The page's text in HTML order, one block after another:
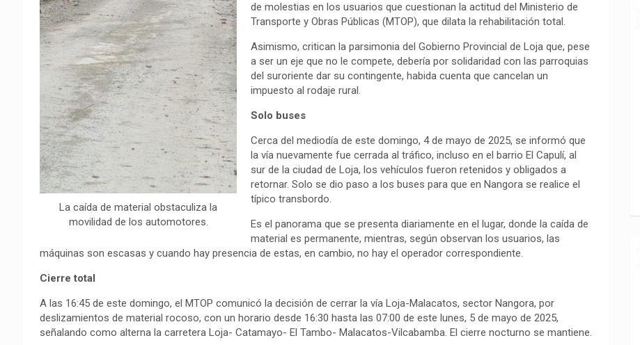
La caída de material obstaculiza la
movilidad de los automotores.
de molestias en los usuarios que cuestionan la actitud del Ministerio de
Transporte y Obras Públicas (MTOP), que dilata la rehabilitación total.
Asimismo, critican la parsimonia del Gobierno Provincial de Loja que, pese
a ser un eje que no le compete, debería por solidaridad con las parroquias
del suroriente dar su contingente, habida cuenta que cancelan un
impuesto al rodaje rural.
Solo buses
Cerca del mediodía de este domingo, 4 de mayo de 2025, se informó que
la vía nuevamente fue cerrada al tráfico, incluso en el barrio El Capulí, al
sur de la ciudad de Loja, los vehículos fueron retenidos y obligados a
retornar. Solo se dio paso a los buses para que en Nangora se realice el
típico transbordo.
Es el panorama que se presenta diariamente en el lugar, donde la caída de
material es permanente, mientras, según observan los usuarios, las
máquinas son escasas y cuando hay presencia de estas, en cambio, no hay el operador correspondiente.
Cierre total
A las 16:45 de este domingo, el MTOP comunicó la decisión de cerrar la vía Loja-Malacatos, sector Nangora, por
deslizamientos de material rocoso, con un horario desde 16:30 hasta las 07:00 de este lunes, 5 de mayo de 2025,
señalando como alterna la carretera Loja- Catamayo- El Tambo- Malacatos-Vilcabamba. El cierre nocturno se mantiene.